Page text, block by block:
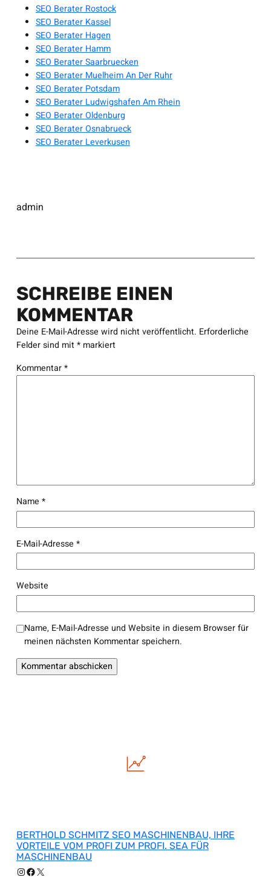
SEO Berater Rostock
SEO Berater Kassel
SEO Berater Hagen
SEO Berater Hamm
SEO Berater Saarbruecken
SEO Berater Muelheim An Der Ruhr
SEO Berater Potsdam
SEO Berater Ludwigshafen Am Rhein
SEO Berater Oldenburg
SEO Berater Osnabrueck
SEO Berater Leverkusen
admin
SCHREIBE EINEN
KOMMENTAR
Deine E-Mail-Adresse wird nicht veröffentlicht. Erforderliche
Felder sind mit*markiert
Kommentar*
Name *
E-Mail-Adresse *
Website
Name, E-Mail-Adresse und Website in diesem Browser für
meinen nächsten Kommentar speichern.
BERTHOLD SCHMITZ SEO MASCHINENBAU, IHRE
VORTEILE VOM PROFI ZUM PROFI. SEA FÜR
MASCHINENBAU
Instagram
Facebook
X